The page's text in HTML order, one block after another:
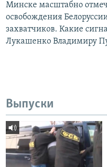
Минске масштабно
освобождения
захватчиков. Какие
Лукашенко Владимиру
Выпуски